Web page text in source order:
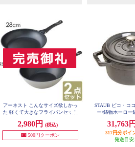
アーネスト こんなサイズ欲しかっ
た 軽くて大きなフライパンセット
2,980円
(税込)
500円クーポン
STAUB ピコ・コ
ー/鋳物ホーロー
31,763円
317円分ポイ
発送目安: